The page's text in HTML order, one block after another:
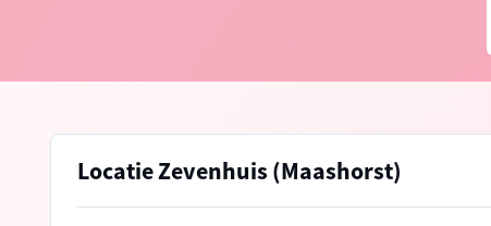
Locatie Zevenhuis (Maashorst)